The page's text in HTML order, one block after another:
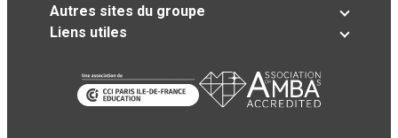
Autres sites du groupe
Liens utiles